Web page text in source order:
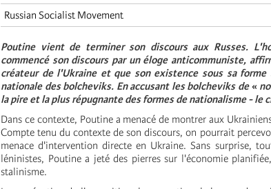
Russian Socialist Movement
Poutine vient de terminer son discours aux Russes.
commencé son discours par un éloge anticommuniste,
créateur de l'Ukraine et que son existence sous sa
nationale des bolcheviks. En accusant les bolcheviks de«
la pire et la plus répugnante des formes de nationalisme - le
Dans ce contexte, Poutine a menacé de montrer aux
Compte tenu du contexte de son discours, on pourrait
menace d'intervention directe en Ukraine. Sans surprise,
léninistes, Poutine a jeté des pierres sur l'économie
stalinisme.